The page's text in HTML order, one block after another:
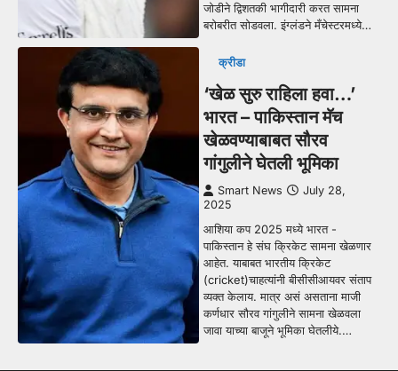
जोडीने द्विशतकी भागीदारी करत सामना
बरोबरीत सोडवला. इंग्लंडने मँचेस्टरमध्ये…
क्रीडा
‘खेळ सुरु राहिला हवा…’
भारत – पाकिस्तान मॅच
खेळवण्याबाबत सौरव
गांगुलीने घेतली भूमिका
Smart News
July 28,
2025
आशिया कप 2025 मध्ये भारत -
पाकिस्तान हे संघ क्रिकेट सामना खेळणार
आहेत. याबाबत भारतीय क्रिकेट
(cricket)चाहत्यांनी बीसीसीआयवर संताप
व्यक्त केलाय. मात्र असं असताना माजी
कर्णधार सौरव गांगुलीने सामना खेळवला
जावा याच्या बाजूने भूमिका घेतलीये.…